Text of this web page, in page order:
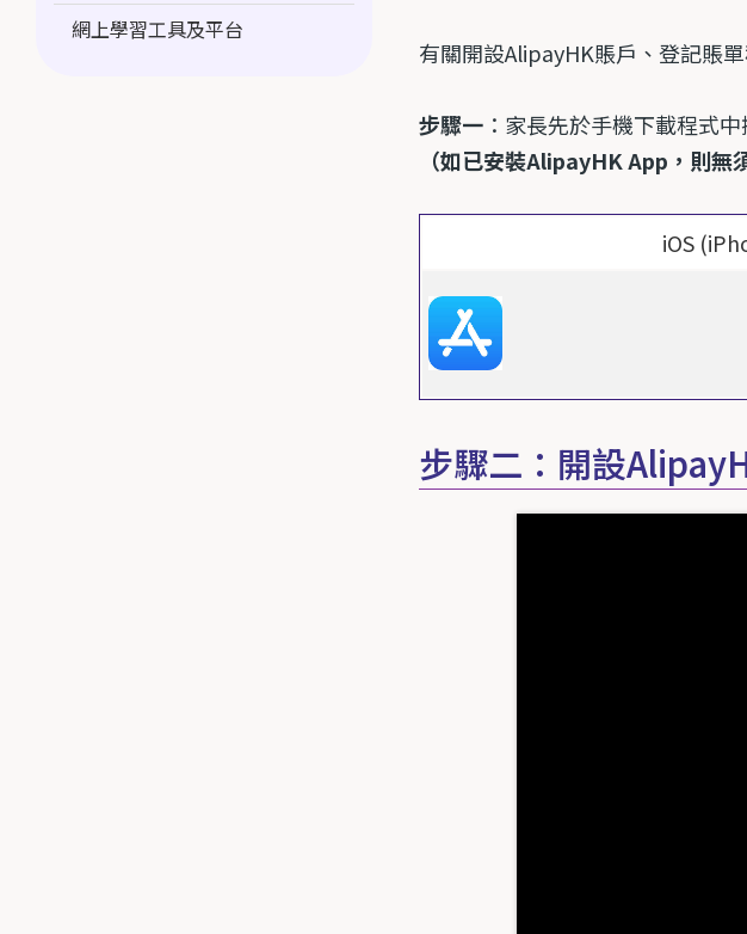
有關開設AlipayHK賬戶、登記賬
步驟一 ：家長先於手機下載程式
（如已安裝AlipayHK App ，則無
iOS
步驟二：開設
網上學習工具及平台